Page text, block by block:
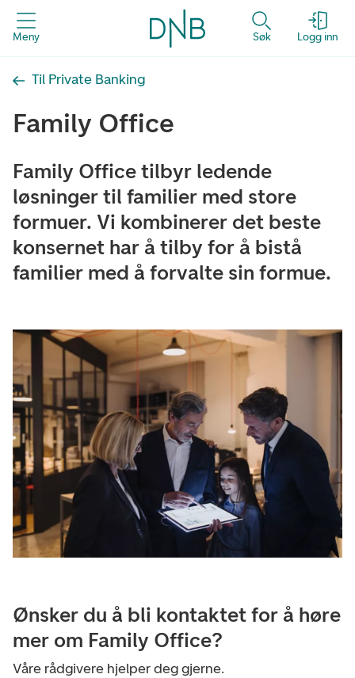
Meny Søk Logg inn
Til Private Banking
Family Office
Family Office tilbyr ledende
løsninger til familier med store
formuer. Vi kombinerer det beste
konsernet har å tilby for å bistå
familier med å forvalte sin formue.
Ønsker du å bli kontaktet for å høre
mer om Family Office?
Våre rådgivere hjelper deg gjerne.